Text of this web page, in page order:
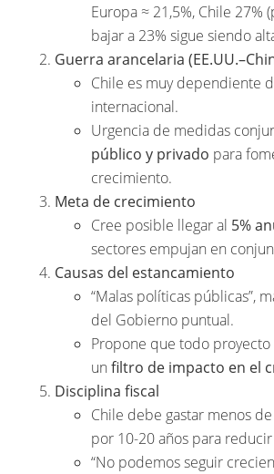
Europa ≈ 21,5%, Chile 27%
bajar a 23% sigue siendo
Guerra arancelaria
Chile es muy dependiente
internacional.
Urgencia de medidas
público y privado para
crecimiento.
Meta de crecimiento
Cree posible llegar al 5%
sectores empujan en
Causas del estancamiento
“Malas políticas públicas”,
del Gobierno puntual.
Propone que todo
un filtro de impacto en el
Disciplina fiscal
Chile debe gastar menos
por 10-20 años para
“No podemos seguir